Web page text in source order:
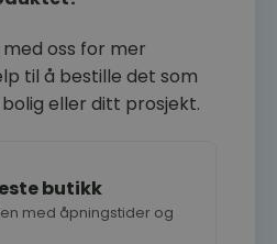
oss for mer
til å bestille det som
eller ditt prosjekt.
butikk
med åpningstider og